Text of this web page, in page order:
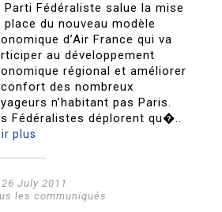
Parti Fédéraliste salue la mise
place du nouveau modèle
d’Air France qui va
au développement
régional et améliorer
des nombreux
n’habitant pas Paris.
Fédéralistes déplorent qu�..
plus
26 July 2011
les communiqués